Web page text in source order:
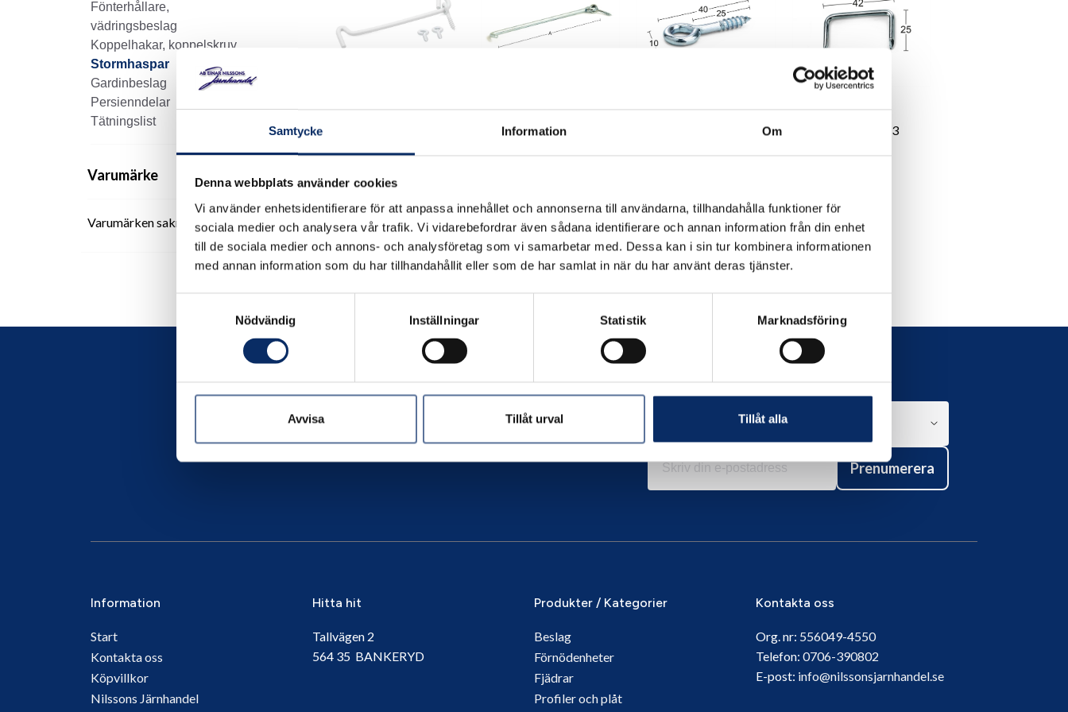
Samtycke Information Om
Denna webbplats använder cookies
Vi använder enhetsidentifierare för att anpassa innehållet och annonserna till användarna, tillhandahålla funktioner för
sociala medier och analysera vår trafik. Vi vidarebefordrar även sådana identifierare och annan information från din enhet
till de sociala medier och annons- och analysföretag som vi samarbetar med. Dessa kan i sin tur kombinera informationen
med annan information som du har tillhandahållit eller som de har samlat in när du har använt deras tjänster.
Nödvändig
Inställningar Statistik Marknadsföring
Avvisa Tillåt urval Tillåt alla
Fönterhållare,
vädringsbeslag
Koppelhakar, koppelskruv
Stormhaspar
Gardinbeslag
Persienndelar
Tätningslist
Varumärke
Varumärken saknas
50kr
exkl. moms: 40kr
Stormhasp 21
38kr
exkl. moms: 30kr
90kr
exkl. moms: 72kr
Stormhaspmärla 23
90kr
exkl. moms: 72kr
Prenumerera
Information
Start
Kontakta oss
Köpvillkor
Nilssons Järnhandel
Hitta hit
Tallvägen 2
564 35 BANKERYD
Produkter / Kategorier
Beslag
Förnödenheter
Fjädrar
Profiler och plåt
Kontakta oss
Org. nr: 556049-4550
Telefon: 0706-390802
E-post: info@nilssonsjarnhandel.se